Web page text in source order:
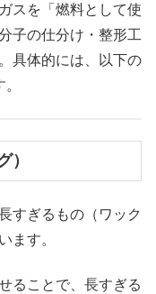
スを「燃料として使
子の仕分け・整形工
具体的には、以下の
）
すぎるもの（ワック
ます。
ることで、長すぎる